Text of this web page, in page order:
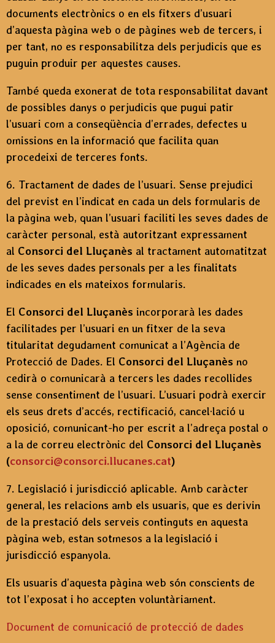
documents electrònics o en els fitxers d’usuari
d’aquesta pàgina web o de pàgines web de tercers, i
per tant, no es responsabilitza dels perjudicis que es
puguin produir per aquestes causes.
També queda exonerat de tota responsabilitat davant
de possibles danys o perjudicis que pugui patir
l’usuari com a conseqüència d’errades, defectes u
omissions en la informació que facilita quan
procedeixi de terceres fonts.
6. Tractament de dades de l’usuari. Sense prejudici
del previst en l’indicat en cada un dels formularis de
la pàgina web, quan l’usuari faciliti les seves dades de
caràcter personal, està autoritzant expressament
al Consorci del Lluçanès al tractament automatitzat
de les seves dades personals per a les finalitats
indicades en els mateixos formularis.
El Consorci del Lluçanès incorporarà les dades
facilitades per l’usuari en un fitxer de la seva
titularitat degudament comunicat a l’Agència de
Protecció de Dades. El Consorci del Lluçanès no
cedirà o comunicarà a tercers les dades recollides
sense consentiment de l’usuari. L’usuari podrà exercir
els seus drets d’accés, rectificació, cancel·lació u
oposició, comunicant-ho per escrit a l’adreça postal o
a la de correu electrònic del Consorci del Lluçanès
(consorci@consorci.llucanes.cat)
7. Legislació i jurisdicció aplicable. Amb caràcter
general, les relacions amb els usuaris, que es derivin
de la prestació dels serveis continguts en aquesta
pàgina web, estan sotmesos a la legislació i
jurisdicció espanyola.
Els usuaris d’aquesta pàgina web són conscients de
tot l’exposat i ho accepten voluntàriament.
Document de comunicació de protecció de dades